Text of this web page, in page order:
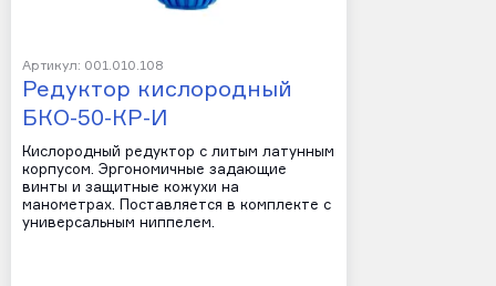
Артикул: 001.010.108
Редуктор кислородный
БКО-50-КР-И
Кислородный редуктор с литым латунным
корпусом. Эргономичные задающие
винты и защитные кожухи на
манометрах. Поставляется в комплекте с
универсальным ниппелем.